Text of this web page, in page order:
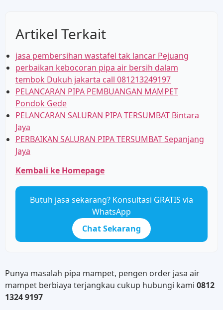
Artikel Terkait
jasa pembersihan wastafel tak lancar Pejuang
perbaikan kebocoran pipa air bersih dalam
tembok Dukuh jakarta call 081213249197
PELANCARAN PIPA PEMBUANGAN MAMPET
Pondok Gede
PELANCARAN SALURAN PIPA TERSUMBAT Bintara
Jaya
PERBAIKAN SALURAN PIPA TERSUMBAT Sepanjang
Jaya
Kembali ke Homepage
Butuh jasa sekarang? Konsultasi GRATIS via
WhatsApp
Chat Sekarang
Punya masalah pipa mampet, pengen order jasa air
mampet berbiaya terjangkau cukup hubungi kami 0812
1324 9197